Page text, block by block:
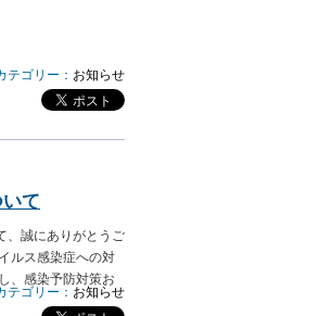
テゴリー： お知らせ
て
、誠にありがとうご
ルス感染症への対
、感染予防対策お
テゴリー： お知らせ